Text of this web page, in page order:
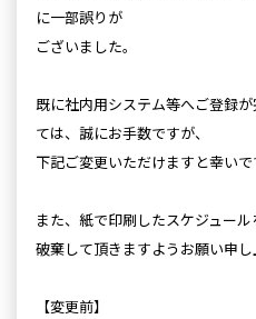
に一部誤りが
ございました。
既に社内用システム等へご登録
ては、誠にお手数ですが、
下記ご変更いただけますと幸いで
また、紙で印刷したスケジュール
破棄して頂きますようお願い申し
【変更前】